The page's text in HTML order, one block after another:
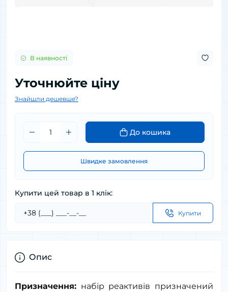
В наявності
Уточнюйте ціну
Знайшли дешевше?
До кошика
Швидке замовлення
Купити цей товар в 1 клік:
Купити
Опис
Призначення: набір реактивів призначений